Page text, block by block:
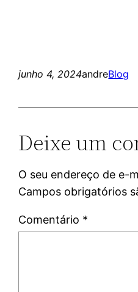
junho 4, 2024andreBlog
Deixe um
O seu endereço de e-
Campos obrigatórios
Comentário *